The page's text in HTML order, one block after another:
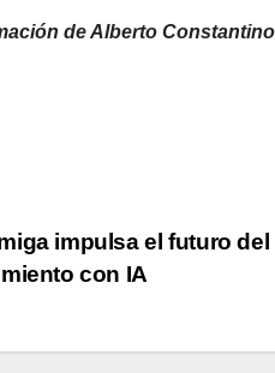
de Alberto
impulsa el futuro del
con IA